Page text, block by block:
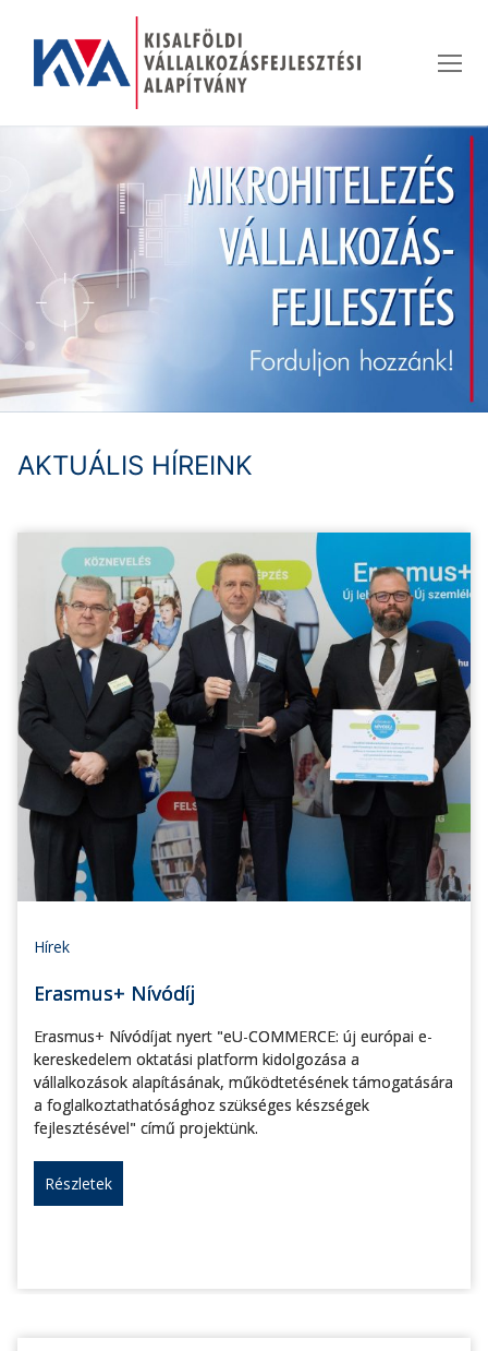
tartalomra
AKTUÁLIS HÍREINK
Hírek
Erasmus+ Nívódíj
Erasmus+ Nívódíjat nyert "eU-COMMERCE: új európai e-
kereskedelem oktatási platform kidolgozása a
vállalkozások alapításának, működtetésének támogatására
a foglalkoztathatósághoz szükséges készségek
fejlesztésével" című projektünk.
Részletek